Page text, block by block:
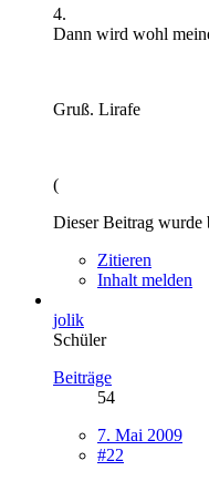
4.
Dann wird wohl
Gruß. Lirafe
(
Dieser Beitrag wurde
Zitieren
Inhalt melden
jolik
Schüler
Beiträge
54
7. Mai 2009
#22